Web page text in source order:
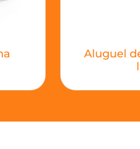
Aluguel